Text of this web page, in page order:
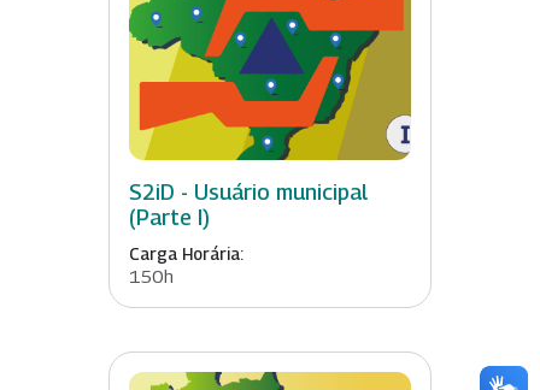
S2iD - Usuário municipal
(Parte I)
Carga Horária:
150h